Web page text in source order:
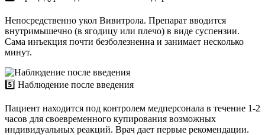
Непосредственно укол Вивитрола. Препарат вводится
внутримышечно (в ягодицу или плечо) в виде суспензии.
Сама инъекция почти безболезненна и занимает несколько
минут.
5️⃣ Наблюдение после введения
Пациент находится под контролем медперсонала в течение 1-2
часов для своевременного купирования возможных
индивидуальных реакций. Врач дает первые рекомендации.